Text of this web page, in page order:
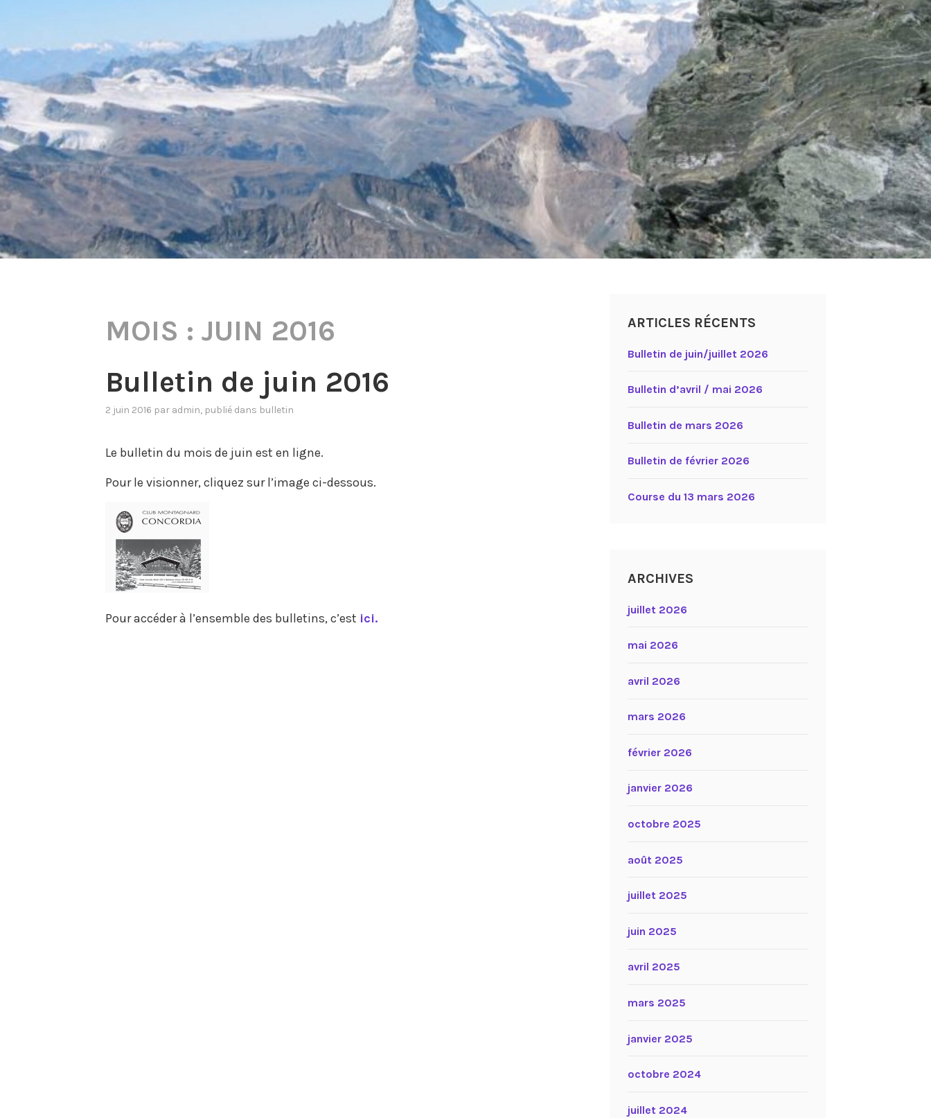
MOIS : JUIN 2016
Bulletin de juin 2016
2 juin 2016 par admin, publié dans bulletin
Le bulletin du mois de juin est en ligne.
Pour le visionner, cliquez sur l’image ci-dessous.
Pour accéder à l’ensemble des bulletins, c’est ici.
ARTICLES RÉCENTS
Bulletin de juin/juillet 2026
Bulletin d’avril / mai 2026
Bulletin de mars 2026
Bulletin de février 2026
Course du 13 mars 2026
ARCHIVES
juillet 2026
mai 2026
avril 2026
mars 2026
février 2026
janvier 2026
octobre 2025
août 2025
juillet 2025
juin 2025
avril 2025
mars 2025
janvier 2025
octobre 2024
juillet 2024